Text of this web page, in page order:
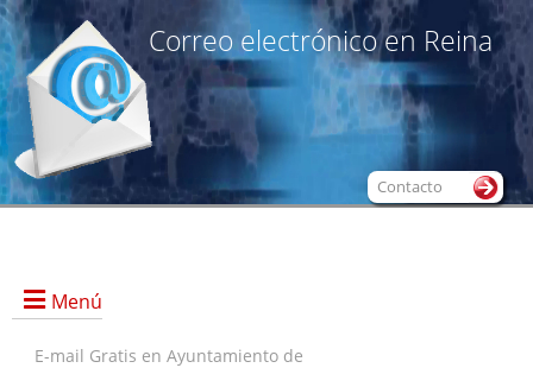
Correo electrónico en Reina
Menú
E-mail Gratis en Ayuntamiento de
Contacto